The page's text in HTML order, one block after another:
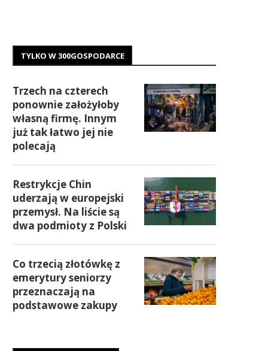
TYLKO W 300GOSPODARCE
Trzech na czterech
ponownie założyłoby
własną firmę. Innym
już tak łatwo jej nie
polecają
Restrykcje Chin
uderzają w europejski
przemysł. Na liście są
dwa podmioty z Polski
Co trzecią złotówkę z
emerytury seniorzy
przeznaczają na
podstawowe zakupy